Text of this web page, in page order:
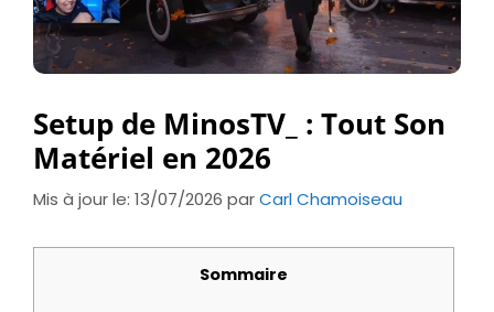
Setup de MinosTV_ : Tout Son
Matériel en 2026
Mis à jour le: 13/07/2026 parCarl Chamoiseau
Sommaire